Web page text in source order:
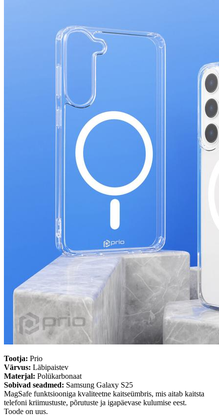
Tootja: Prio
Värvus: Läbipaistev
Materjal: Polükarbonaat
Sobivad seadmed: Samsung Galaxy S25
MagSafe funktsiooniga kvaliteetne kaitseümbris, mis aitab kaitsta
telefoni kriimustuste, põrutuste ja igapäevase kulumise eest.
Toode on uus.